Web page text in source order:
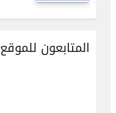
المتابعون للموقع